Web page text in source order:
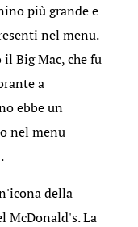
più grande e
nel menu.
Big Mac, che fu
a
ebbe un
nel menu
della
McDonald's. La